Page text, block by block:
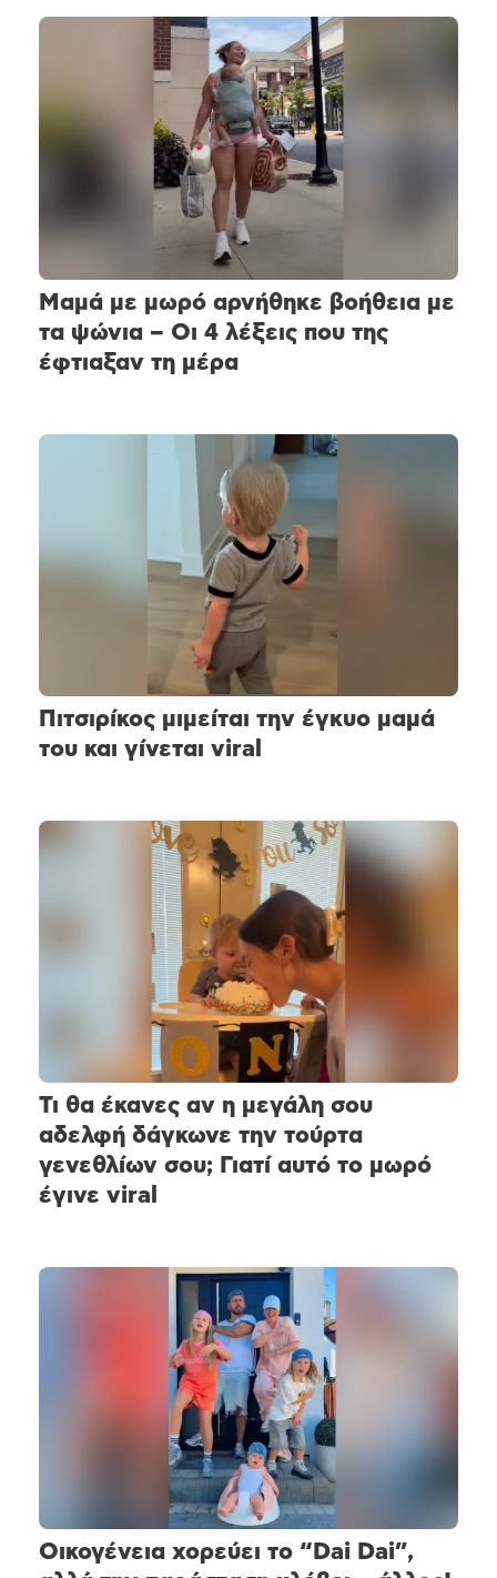
Μαμά με μωρό αρνήθηκε βοήθεια με
τα ψώνια – Οι 4 λέξεις που της
έφτιαξαν τη μέρα
Πιτσιρίκος μιμείται την έγκυο μαμά
του και γίνεται viral
Τι θα έκανες αν η μεγάλη σου
αδελφή δάγκωνε την τούρτα
γενεθλίων σου; Γιατί αυτό το μωρό
έγινε viral
Οικογένεια χορεύει το “Dai Dai”,